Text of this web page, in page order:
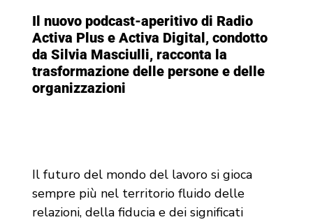
Il nuovo podcast-aperitivo di Radio
Activa Plus e Activa Digital, condotto
da Silvia Masciulli, racconta la
trasformazione delle persone e delle
organizzazioni
Il futuro del mondo del lavoro si gioca
sempre più nel territorio fluido delle
relazioni, della fiducia e dei significati